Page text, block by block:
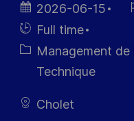
Date
d’affichage
2026-06-15
Hiring
Type
Full time
Catégorie
Management
Technique
Cholet